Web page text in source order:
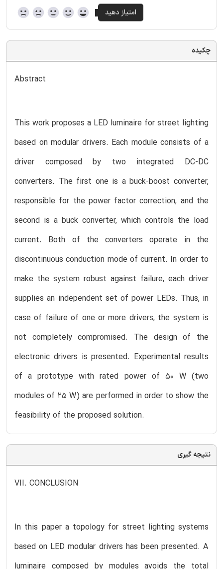
چکیده
Abstract
This work proposes a LED luminaire for street lighting
based on modular drivers. Each module consists of a
driver composed by two integrated DC-DC
converters. The first one is a buck-boost converter,
responsible for the power factor correction, and the
second is a buck converter, which controls the load
current. Both of the converters operate in the
discontinuous conduction mode of current. In order to
make the system robust against failure, each driver
supplies an independent set of power LEDs. Thus, in
case of failure of one or more drivers, the system is
not completely compromised. The design of the
electronic drivers is presented. Experimental results
of a prototype with rated power of 50 W (two
modules of 25 W) are performed in order to show the
feasibility of the proposed solution.
نتیجه گیری
VII. CONCLUSION
In this paper a topology for street lighting systems
based on LED modular drivers has been presented. A
luminaire composed by modules avoids the total